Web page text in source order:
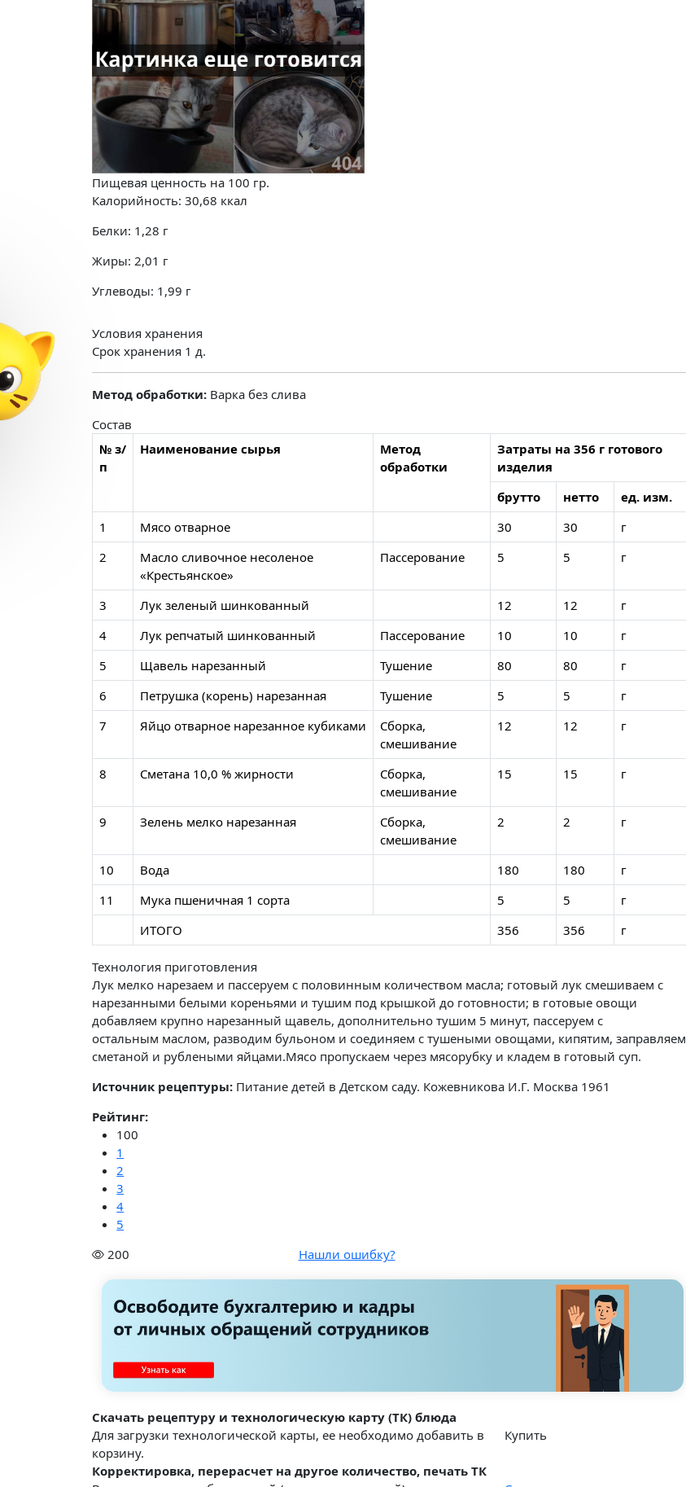
Пищевая ценность на 100 гр.
Калорийность: 30,68 ккал
Белки: 1,28 г
Жиры: 2,01 г
Углеводы: 1,99 г
Условия хранения
Срок хранения 1 д.
Метод обработки: Варка без слива
Состав
№ з/
п
Наименование сырья
Метод
обработки
Затраты на 356 г готового
изделия
брутто
нетто
ед. изм.
1
Мясо отварное 30 30
г
2
Масло сливочное несоленое
«Крестьянское»
Пассерование 5 5 г
3 Лук зеленый шинкованный 12 12
г
4
Лук репчатый шинкованный Пассерование 10 10
г
5
Щавель нарезанный Тушение 80 80
г
6
Петрушка (корень) нарезанная Тушение 5 5
г
7
Яйцо отварное нарезанное кубиками
Сборка,
смешивание
12 12 г
8 Сметана 10,0 % жирности
Сборка,
смешивание
15 15 г
9 Зелень мелко нарезанная
Сборка,
смешивание
2 2 г
10 Вода 180 180
г
11
Мука пшеничная 1 сорта 5 5
г
ИТОГО
356 356 г
Технология приготовления
Лук мелко нарезаем и пассеруем с половинным количеством масла; готовый лук смешиваем с
нарезанными белыми кореньями и тушим под крышкой до готовности; в готовые овощи
добавляем крупно нарезанный щавель, дополнительно тушим 5 минут, пассеруем с
остальным маслом, разводим бульоном и соединяем с тушеными овощами, кипятим, заправляем
сметаной и рублеными яйцами.Мясо пропускаем через мясорубку и кладем в готовый суп.
Источник рецептуры: Питание детей в Детском саду. Кожевникова И.Г. Москва 1961
Рейтинг:
100
1
2
3
4
5
200
Нашли ошибку?
Скачать рецептуру и технологическую карту (ТК) блюда
Для загрузки технологической карты, ее необходимо добавить в
корзину.
Купить
Корректировка, перерасчет на другое количество, печать ТК